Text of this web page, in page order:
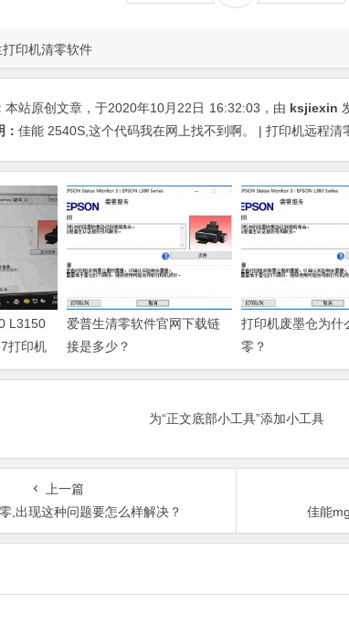
打印机清零软件
本站原创文章，于2020年10月22日 16:32:03 ，由 ksjiexin
佳能 2540S,这个代码我在网上找不到啊。 | 打印机远程清
L3150
打印机
爱普生清零软件官网下载链
接是多少？
打印机废墨仓为什
零？
为“正文底部小工具”添加小工具
上一篇
,出现这种问题要怎么样解决？
佳能